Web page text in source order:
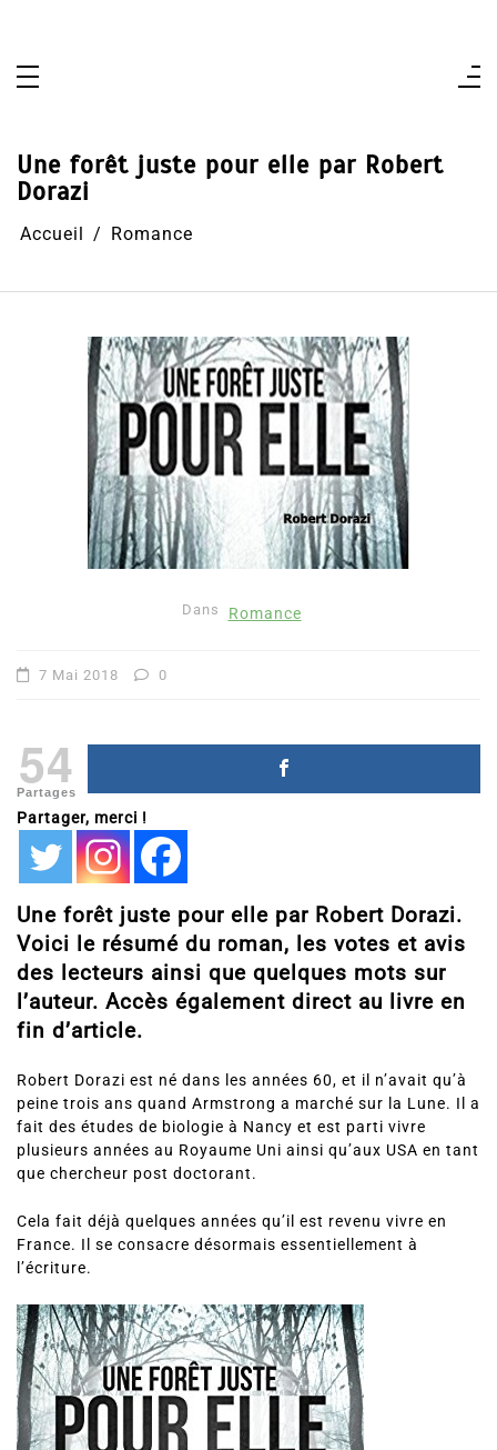
Une forêt juste pour elle par Robert
Dorazi
Accueil Romance
Dans Romance
7 Mai 2018 0
54
Partages
Partager, merci !
Une forêt juste pour elle par Robert Dorazi.
Voici le résumé du roman, les votes et avis
des lecteurs ainsi que quelques mots sur
l’auteur. Accès également direct au livre en
fin d’article.
Robert Dorazi est né dans les années 60, et il n’avait qu’à
peine trois ans quand Armstrong a marché sur la Lune. Il a
fait des études de biologie à Nancy et est parti vivre
plusieurs années au Royaume Uni ainsi qu’aux USA en tant
que chercheur post doctorant.
Cela fait déjà quelques années qu’il est revenu vivre en
France. Il se consacre désormais essentiellement à
l’écriture.